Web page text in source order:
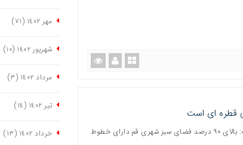
مدیرعامل سازمان پارک‌ها و فضای سبز شهرداری قم گفت: بالای ۹۰ درصد فضای سبز شهری قم دارای خطوط
مهر ١٤٠٢ (٧١)
شهریور ١٤٠٢ (١٠)
مرداد ١٤٠٢ (٣)
تیر ١٤٠٢ (١٤)
خرداد ١٤٠٢ (١٣)